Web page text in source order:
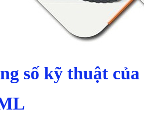
số kỹ thuật của